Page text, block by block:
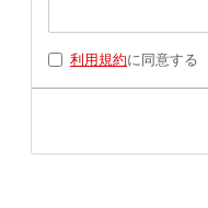
利用規約に同意する